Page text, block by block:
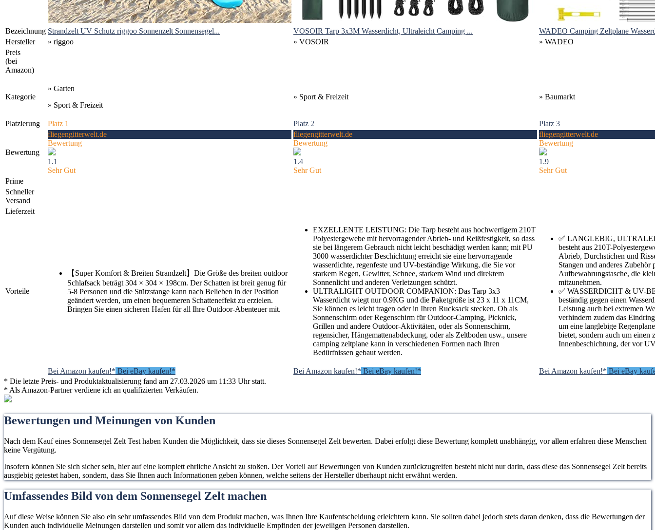
Bezeichnung Strandzelt UV Schutz riggoo Sonnenzelt Sonnensegel... VOSOIR Tarp 3x3M Wasserdicht, Ultraleicht Camping ...
WADEO Camping Zeltplane
Hersteller
» riggoo » VOSOIR
» WADEO
Preis
(bei
Amazon)
Kategorie
» Garten
» Sport & Freizeit
» Sport & Freizeit » Baumarkt
Platzierung Platz 1 Platz 2 Platz 3
Bewertung
fliegengitterwelt.de
Bewertung
1.1
Sehr Gut
fliegengitterwelt.de
Bewertung
1.4
Sehr Gut
fliegengitterwelt.de
Bewertung
1.9
Sehr Gut
Prime
Schneller
Versand
Lieferzeit
Vorteile
【Super Komfort & Breiten Strandzelt】Die Größe des breiten outdoor
Schlafsack beträgt 304 × 304 × 198cm. Der Schatten ist breit genug für
5-8 Personen und die Stützstange kann nach Belieben in der Position
geändert werden, um einen bequemeren Schatteneffekt zu erzielen.
Bringen Sie einen sicheren Hafen für all Ihre Outdoor-Abenteuer mit.
EXZELLENTE LEISTUNG: Die Tarp besteht aus hochwertigem 210T
Polyestergewebe mit hervorragender Abrieb- und Reißfestigkeit, so dass
sie bei längerem Gebrauch nicht leicht beschädigt werden kann; mit PU
3000 wasserdichter Beschichtung erreicht sie eine hervorragende
wasserdichte, regenfeste und UV-beständige Wirkung, die Sie vor
starkem Regen, Gewitter, Schnee, starkem Wind und direktem
Sonnenlicht und anderen Verletzungen schützt.
ULTRALIGHT OUTDOOR COMPANION: Das Tarp 3x3
Wasserdicht wiegt nur 0.9KG und die Paketgröße ist 23 x 11 x 11CM,
Sie können es leicht tragen oder in Ihren Rucksack stecken. Ob als
Sonnenschirm oder Regenschirm für Outdoor-Camping, Picknick,
Grillen und andere Outdoor-Aktivitäten, oder als Sonnenschirm,
regensicher, Hängemattenabdeckung, oder als Zeltboden usw., unsere
camping zeltplane kann in verschiedenen Formen nach Ihren
Bedürfnissen gebaut werden.
✅ LANGLEBIG,
besteht aus 210T-
Abrieb, Durchstichen und
Stangen und anderes Zubehör
Aufbewahrungstasche, die
mitzunehmen.
✅ WASSERDICHT & UV-
beständig gegen einen
Leistung auch bei extremen
verhindern zudem das
um eine langlebige
bietet, sondern auch um einen
Innenbeschichtung, der vor
Bei Amazon kaufen!* Bei eBay kaufen!* Bei Amazon kaufen!* Bei eBay kaufen!* Bei Amazon kaufen!* Bei eBay
* Die letzte Preis- und Produktaktualisierung fand am 27.03.2026 um 11:33 Uhr statt.
* Als Amazon-Partner verdiene ich an qualifizierten Verkäufen.
Bewertungen und Meinungen von Kunden
Nach dem Kauf eines Sonnensegel Zelt Test haben Kunden die Möglichkeit, dass sie dieses Sonnensegel Zelt bewerten. Dabei erfolgt diese Bewertung komplett unabhängig, vor allem erfahren diese Menschen
keine Vergütung.
Insofern können Sie sich sicher sein, hier auf eine komplett ehrliche Ansicht zu stoßen. Der Vorteil auf Bewertungen von Kunden zurückzugreifen besteht nicht nur darin, dass diese das Sonnensegel Zelt bereits
ausgiebig getestet haben, sondern, dass Sie Ihnen auch Informationen geben können, welche seitens der Hersteller überhaupt nicht erwähnt werden.
Umfassendes Bild von dem Sonnensegel Zelt machen
Auf diese Weise können Sie also ein sehr umfassendes Bild von dem Produkt machen, was Ihnen Ihre Kaufentscheidung erleichtern kann. Sie sollten dabei jedoch stets daran denken, dass die Bewertungen der
Kunden auch individuelle Meinungen darstellen und somit vor allem das individuelle Empfinden der jeweiligen Personen darstellen.